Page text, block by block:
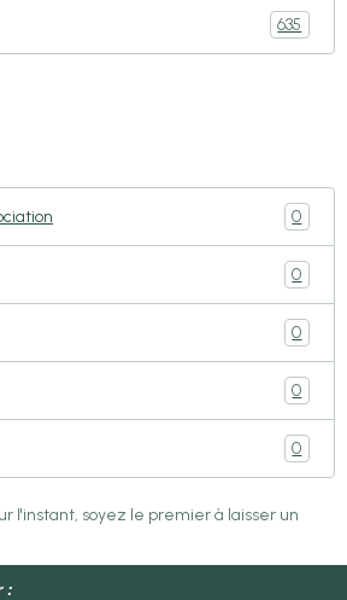
635
0
0
0
0
0
l'instant, soyez le premier à laisser un
: